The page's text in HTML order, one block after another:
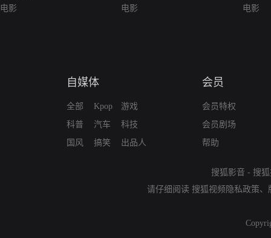
电影
电影
电影
自媒体
全部
科普
国风
Kpop
汽车
搞笑
游戏
科技
出品人
会员
会员特权
会员剧场
帮助
搜狐影音 - 搜
请仔细阅读 搜狐视频隐私政策、